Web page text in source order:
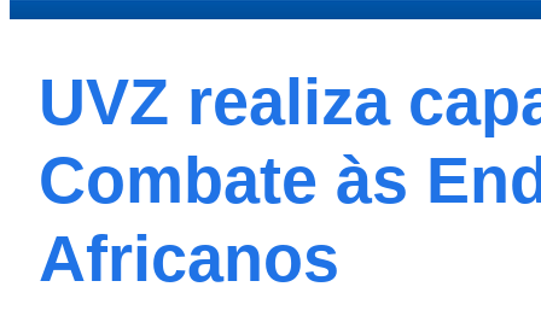
UVZ realiza
Combate às
Africanos